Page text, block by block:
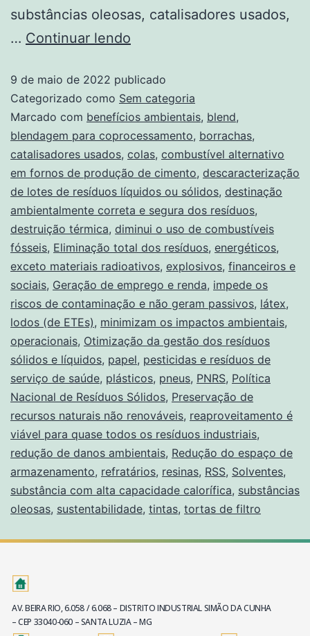
substâncias oleosas, catalisadores usados,
… Continuar lendo
9 de maio de 2022 publicado
Categorizado como Sem categoria
Marcado com benefícios ambientais, blend,
blendagem para coprocessamento, borrachas,
catalisadores usados, colas, combustível alternativo
em fornos de produção de cimento, descaracterização
de lotes de resíduos líquidos ou sólidos, destinação
ambientalmente correta e segura dos resíduos,
destruição térmica, diminui o uso de combustíveis
fósseis, Eliminação total dos resíduos, energéticos,
exceto materiais radioativos, explosivos, financeiros e
sociais, Geração de emprego e renda, impede os
riscos de contaminação e não geram passivos, látex,
lodos (de ETEs), minimizam os impactos ambientais,
operacionais, Otimização da gestão dos resíduos
sólidos e líquidos, papel, pesticidas e resíduos de
serviço de saúde, plásticos, pneus, PNRS, Política
Nacional de Resíduos Sólidos, Preservação de
recursos naturais não renováveis, reaproveitamento é
viável para quase todos os resíduos industriais,
redução de danos ambientais, Redução do espaço de
armazenamento, refratários, resinas, RSS, Solventes,
substância com alta capacidade calorífica, substâncias
oleosas, sustentabilidade, tintas, tortas de filtro
AV. BEIRA RIO, 6.058 / 6.068 – DISTRITO INDUSTRIAL SIMÃO DA CUNHA
– CEP 33040-060 – SANTA LUZIA – MG